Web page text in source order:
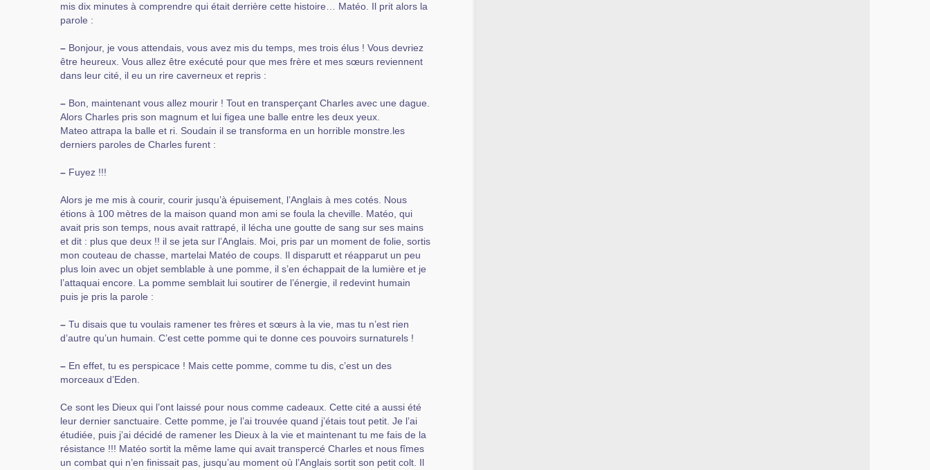
mis dix minutes à comprendre qui était derrière cette histoire… Matéo. Il prit alors la
parole :
– Bonjour, je vous attendais, vous avez mis du temps, mes trois élus ! Vous devriez
être heureux. Vous allez être exécuté pour que mes frère et mes sœurs reviennent
dans leur cité, il eu un rire caverneux et repris :
– Bon, maintenant vous allez mourir ! Tout en transperçant Charles avec une dague.
Alors Charles pris son magnum et lui figea une balle entre les deux yeux.
Mateo attrapa la balle et ri. Soudain il se transforma en un horrible monstre.les
derniers paroles de Charles furent :
– Fuyez !!!
Alors je me mis à courir, courir jusqu’à épuisement, l’Anglais à mes cotés. Nous
étions à 100 mètres de la maison quand mon ami se foula la cheville. Matéo, qui
avait pris son temps, nous avait rattrapé, il lécha une goutte de sang sur ses mains
et dit : plus que deux !! il se jeta sur l’Anglais. Moi, pris par un moment de folie, sortis
mon couteau de chasse, martelai Matéo de coups. Il disparutt et réapparut un peu
plus loin avec un objet semblable à une pomme, il s’en échappait de la lumière et je
l’attaquai encore. La pomme semblait lui soutirer de l’énergie, il redevint humain
puis je pris la parole :
– Tu disais que tu voulais ramener tes frères et sœurs à la vie, mas tu n’est rien
d’autre qu’un humain. C’est cette pomme qui te donne ces pouvoirs surnaturels !
– En effet, tu es perspicace ! Mais cette pomme, comme tu dis, c’est un des
morceaux d’Eden.
Ce sont les Dieux qui l’ont laissé pour nous comme cadeaux. Cette cité a aussi été
leur dernier sanctuaire. Cette pomme, je l’ai trouvée quand j’étais tout petit. Je l’ai
étudiée, puis j’ai décidé de ramener les Dieux à la vie et maintenant tu me fais de la
résistance !!! Matéo sortit la même lame qui avait transpercé Charles et nous fîmes
un combat qui n’en finissait pas, jusqu’au moment où l’Anglais sortit son petit colt. Il